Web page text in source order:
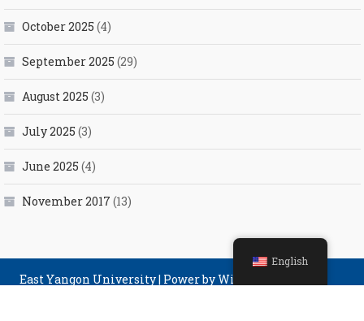
October 2025 (4)
September 2025 (29)
August 2025 (3)
July 2025 (3)
June 2025 (4)
November 2017 (13)
East Yangon University| Power by Winner Computer
English